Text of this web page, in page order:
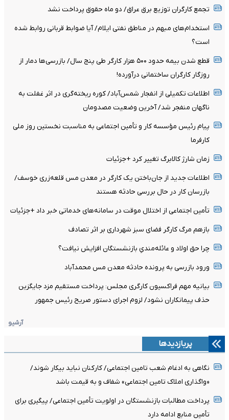
تجمع کارگران توزیع برق عراق/ دو ماه حقوق پرداخت نشد
استخدام‌های مبهم در مناطق نفتی ایلام/ آیا ضوابط قربانی روابط شده
است؟
قطع شدن بیمه حدود ۵۰۰ هزار کارگر طی پنج سال/ بازرسی‌ها دمار از
روزگار کارگران ساختمانی درآورده!
اطلاعات تکمیلی از انفجار شمس‌آباد/ کوره ریخته‌گری در اثر غفلت به
ناگهان منفجر شد/ آخرین وضعیت مصدومان
پیام رئیس مؤسسه کار و تأمین اجتماعی به مناسبت نخستین روز ملی
کارفرما
زمان شارژ کالابرگ تغییر کرد +جزئیات
اطلاعات جدید از جان‌باختن یک کارگر در معدن مس قلعه‌زری خوسف/
بازرسان کار در حال بررسی حادثه هستند
تأمین اجتماعی از اختلال موقت در سامانه‌های خدماتی خبر داد +جزئیات
بازهم مرگ کارگر فضای سبز شهرداری بر اثر تصادف
چرا حق اولاد و عائله‌مندیِ بازنشستگان افزایش نیافت؟
ورود بازرسی به پرونده حادثه معدن مس محمدآباد
بیانیه مهم فراکسیون کارگری مجلس: پرداخت مستقیم مزد جایگزین
حذف پیمانکاران نشود/ لزوم اجرای دستور صریح رئیس جمهور
آرشیو
پربازدیدها
نگاهی به ادغام شعب تامین اجتماعی/ کارکنان نباید بیکار شوند/
«واگذاری املاک تامین اجتماعی» شفاف و به قیمت باشد
پرداخت مطالبات بازنشستگان در اولویت تأمین اجتماعی/ پیگیری برای
تأمین منابع ادامه دارد